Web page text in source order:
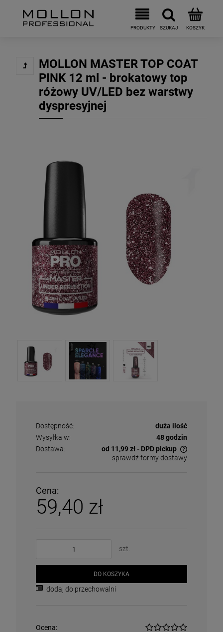
MOLLON MASTER TOP COAT
PINK 12 ml - brokatowy top
różowy UV/LED bez warstwy
dyspresyjnej
Dostępność:
duża ilość
Wysyłka w:
48 godzin
Dostawa:
od 11,99 zł- DPD pickup
Cena nie zawiera ewentualnych kosztów płatności
sprawdź formy dostawy
Cena:
59,40 zł
szt.
DO KOSZYKA
dodaj do przechowalni
Ocena: